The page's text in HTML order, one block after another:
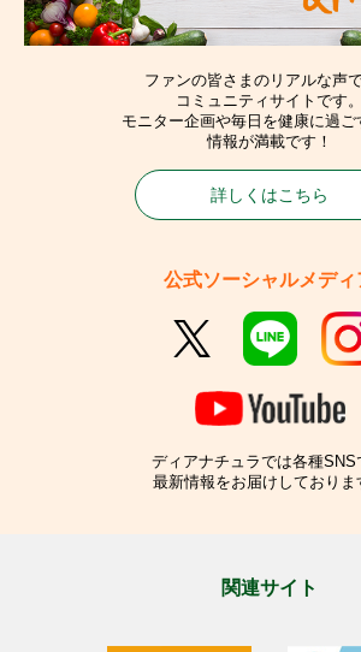
ファンの皆さまのリアルな声
コミュニティサイトです。
モニター企画や毎日を健康に過ご
情報が満載です！
詳しくはこちら
公式ソーシャルメディ
ディアナチュラでは各種SNS
最新情報をお届けしておりま
関連サイト